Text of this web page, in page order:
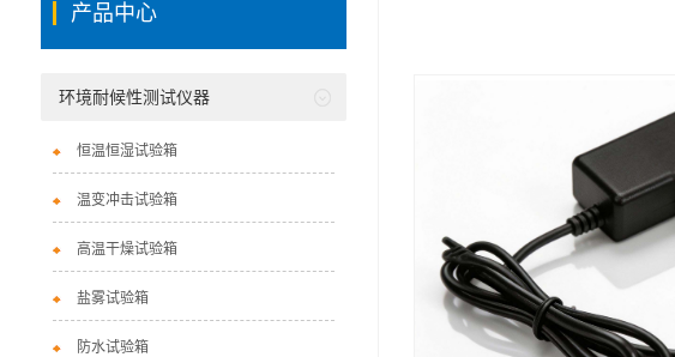
产品中心
环境耐候性测试仪器
恒温恒湿试验箱
温变冲击试验箱
高温干燥试验箱
盐雾试验箱
防水试验箱